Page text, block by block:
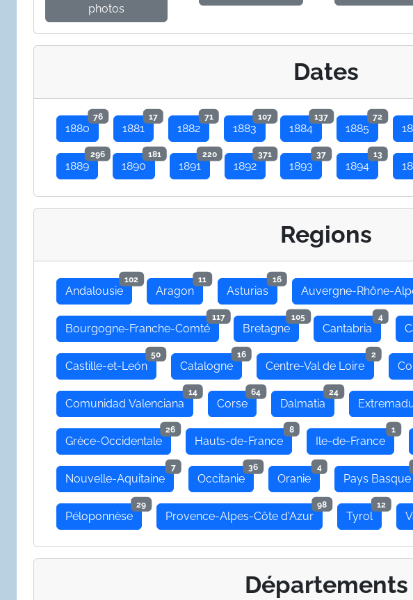
photos
Dates
1880
76
1881
17
1882
71
1883
107
1884
137
1885
72
1889
296
1890
181
1891
220
1892
371
1893
37
1894
13
Regions
Andalousie
102
Aragon
11
Asturias
16
Auvergne-Rhône-
Bourgogne-Franche-Comté
117
Bretagne
105
Cantabria
4
Castille-et-León
50
Catalogne
16
Centre-Val de Loire
2
Comunidad Valenciana
14
Corse
64
Dalmatia
24
Grèce-Occidentale
26
Hauts-de-France
8
Ile-de-France
1
Nouvelle-Aquitaine
7
Occitanie
36
Oranie
4
Pays Basque
Péloponnèse
29
Provence-Alpes-Côte d'Azur
98
Tyrol
12
Départements